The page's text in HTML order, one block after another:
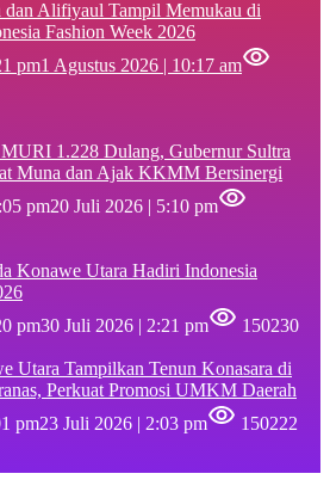
Alifiyaul Tampil Memukau di
Fashion Week 2026
pm1 Agustus 2026 | 10:17 am
1.228 Dulang, Gubernur Sultra
Muna dan Ajak KKMM Bersinergi
pm20 Juli 2026 | 5:10 pm
Konawe Utara Hadiri Indonesia
pm30 Juli 2026 | 2:21 pm
150230
Utara Tampilkan Tenun Konasara di
Perkuat Promosi UMKM Daerah
pm23 Juli 2026 | 2:03 pm 150222